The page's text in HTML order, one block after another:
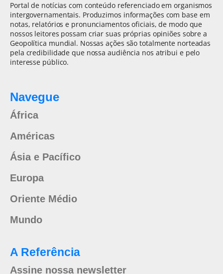
Portal de notícias com conteúdo referenciado em organismos
intergovernamentais. Produzimos informações com base em
notas, relatórios e pronunciamentos oficiais, de modo que
nossos leitores possam criar suas próprias opiniões sobre a
Geopolítica mundial. Nossas ações são totalmente norteadas
pela credibilidade que nossa audiência nos atribui e pelo
interesse público.
Navegue
África
Américas
Ásia e Pacífico
Europa
Oriente Médio
Mundo
A Referência
Assine nossa newsletter